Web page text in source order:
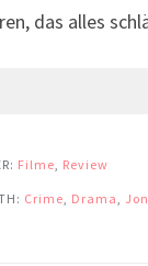
das alles
Filme, Review
Crime, Drama,